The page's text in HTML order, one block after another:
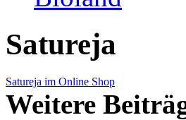
Satureja
Satureja im Online Shop
Weitere